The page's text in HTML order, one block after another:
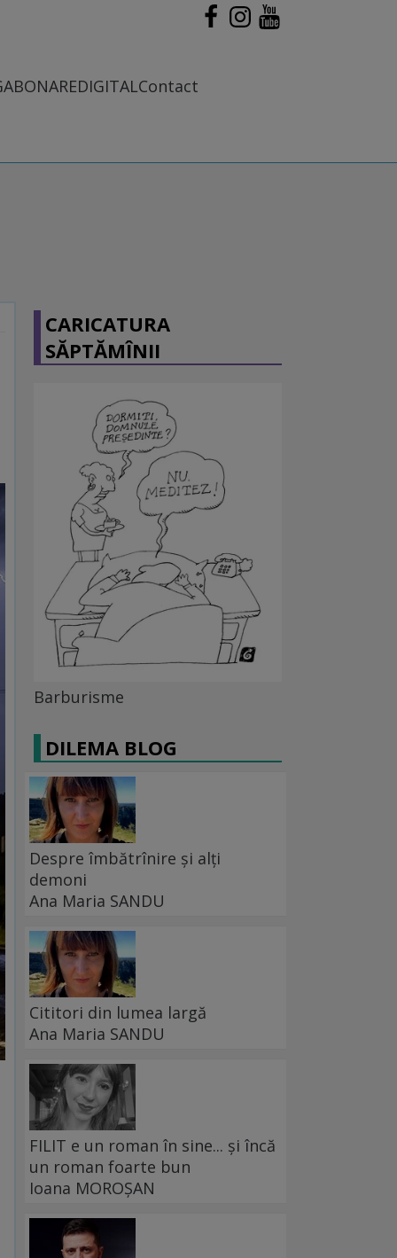
ABONAREDIGITALContact
CARICATURA
SĂPTĂMÎNII
Barburisme
DILEMA BLOG
Despre îmbătrînire și alți
demoni
Ana Maria SANDU
Cititori din lumea largă
Ana Maria SANDU
FILIT e un roman în sine... și încă
un roman foarte bun
Ioana MOROȘAN